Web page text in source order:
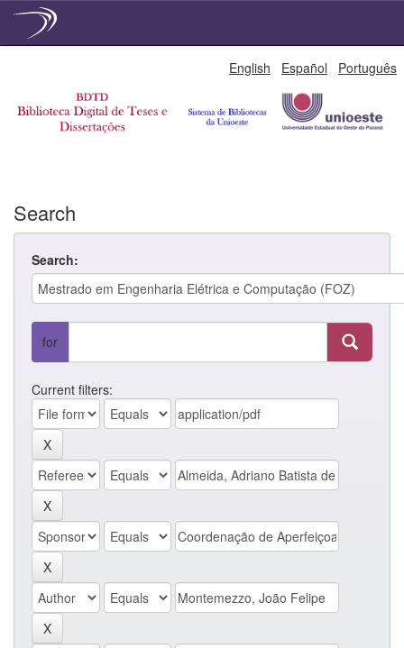
English Español Português
Search
Search:
for
Current filters: